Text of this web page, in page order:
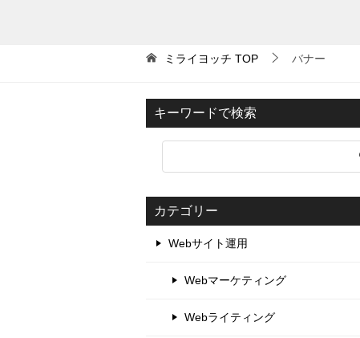
ミライヨッチ TOP バナー
キーワードで検索
カテゴリー
Webサイト運用
Webマーケティング
Webライティング